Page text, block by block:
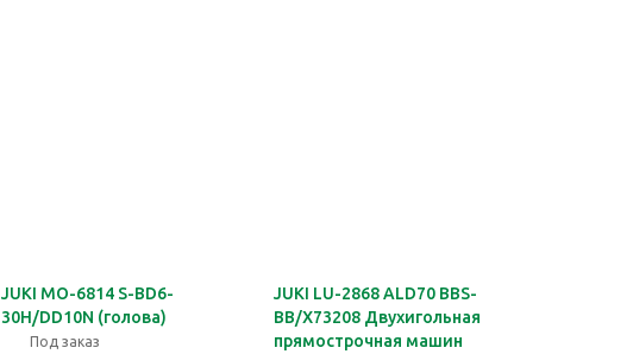
JUKI MO-6814 S-BD6-
30H/DD10N (голова)
Под заказ
JUKI LU-2868 ALD70 BBS-
BB/X73208 Двухигольная
прямострочная машин